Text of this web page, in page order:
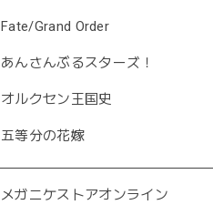
Fate/Grand Order
あんさんぶるスターズ！
オルクセン王国史
五等分の花嫁
メガニケストアオンライン